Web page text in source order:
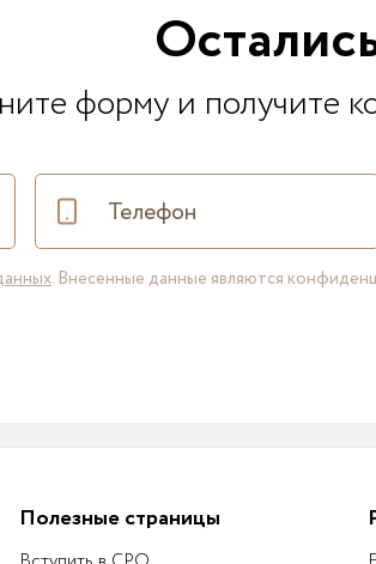
форму и получите
. Внесенные данные являются
Полезные страницы